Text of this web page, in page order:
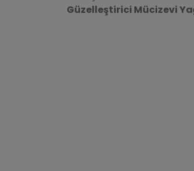
Güzelleştirici Mücizevi